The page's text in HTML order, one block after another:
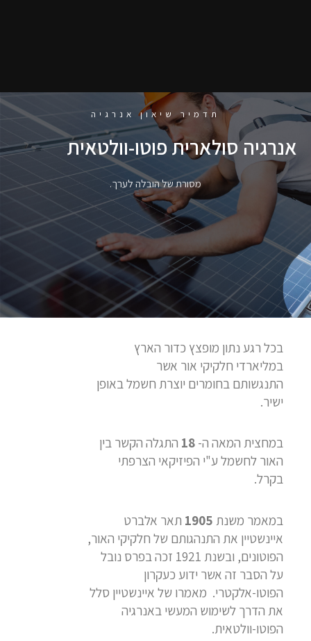
תדמיר שיאון אנרגיה
אנרגיה סולארית פוטו-וולטאית
מסורת של הובלה לערך.
בכל רגע נתון מופצץ כדור הארץ
במליארדי חלקיקי אור אשר
התנגשותם בחומרים יוצרת חשמל באופן
ישיר.
במחצית המאה ה- 18 התגלה הקשר בין
האור לחשמל ע"י הפיזיקאי הצרפתי
בקרל.
במאמר משנת 1905 תאר אלברט
איינשטיין את התנהגותם של חלקיקי האור,
הפוטונים, ובשנת 1921 זכה בפרס נובל
על הסבר זה אשר ידוע כעקרון
הפוטו-אלקטרי. מאמרו של איינשטיין סלל
את הדרך לשימוש המעשי באנרגיה
הפוטו-וולטאית.